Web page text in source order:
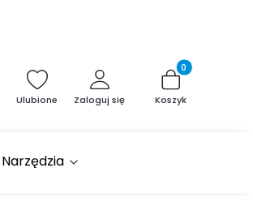
Ulubione Zaloguj się
Produkty w
Koszyk
Narzędzia